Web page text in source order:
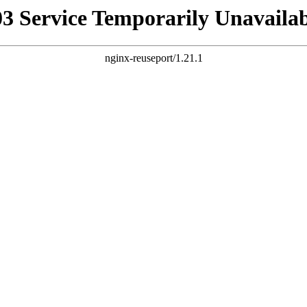
Service Temporarily
nginx-reuseport/1.21.1